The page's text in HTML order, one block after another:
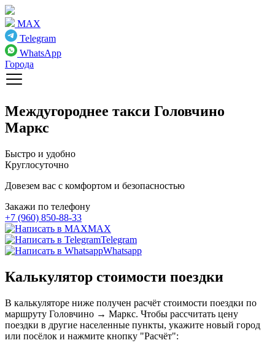
MAX
Telegram
WhatsApp
Города
Междугороднее такси Головчино
Маркс
Быстро и удобно
Круглосуточно
Довезем вас с комфортом и безопасностью
Закажи по телефону
+7 (960) 850-88-33
MAX
Telegram
Whatsapp
Калькулятор стоимости поездки
В калькуляторе ниже получен расчёт стоимости поездки по
маршруту Головчино → Маркс. Чтобы рассчитать цену
поездки в другие населенные пункты, укажите новый город
или посёлок и нажмите кнопку "Расчёт":